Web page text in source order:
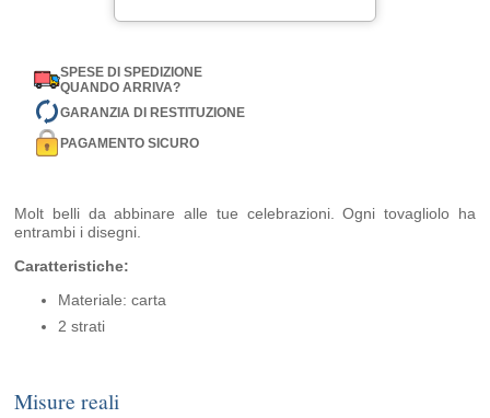
SPESE DI SPEDIZIONE
QUANDO ARRIVA?
GARANZIA DI RESTITUZIONE
PAGAMENTO SICURO
Molt belli da abbinare alle tue celebrazioni. Ogni tovagliolo ha
entrambi i disegni.
Caratteristiche:
Materiale: carta
2 strati
Misure reali